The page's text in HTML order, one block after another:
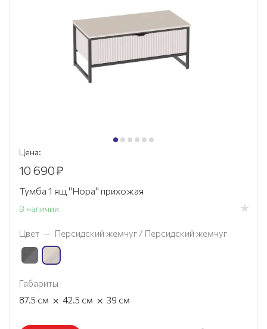
Цена:
10 690₽
Тумба 1 ящ "Нора" прихожая
В наличии
Цвет — Персидский жемчуг / Персидский жемчуг
Габариты
87.5 см × 42.5 см × 39 см